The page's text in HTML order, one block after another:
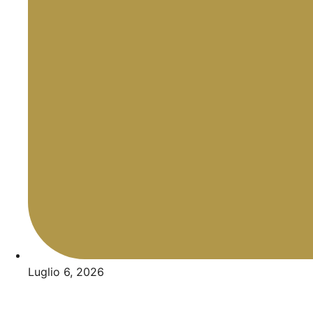
Luglio 6, 2026